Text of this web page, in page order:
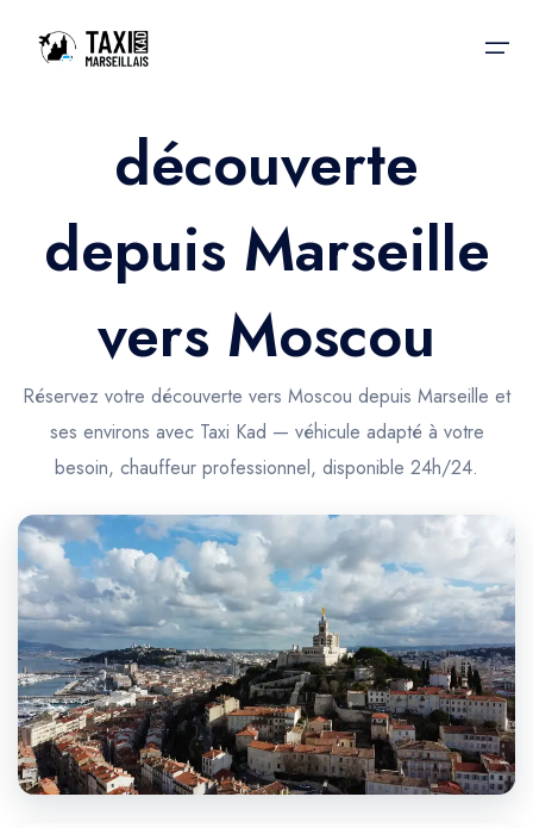
Accueil
Nos services
Nos services
Trajet Gare SNCF
Trajet Port croisière
Trajet Séminaire
Trajet Santé
Trajet Longue Distance
Taxis aéroport
Réservation
Actualités & évènements
Contactez-nous
découverte
depuis Marseille
vers Moscou
Réservez votre découverte vers Moscou depuis Marseille et
ses environs avec Taxi Kad — véhicule adapté à votre
besoin, chauffeur professionnel, disponible 24h/24.